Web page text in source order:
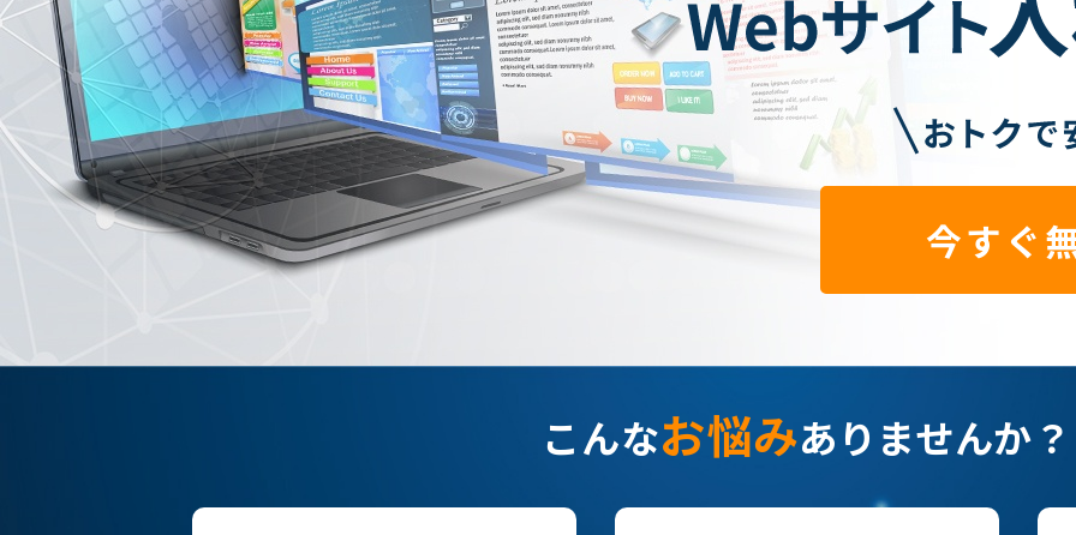
今すぐ
こんなお悩みありませんか？